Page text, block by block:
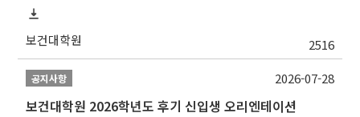
보건대학원 2516
공지사항
보건대학원 2026학년도 후기 신입생 오리엔테이션
2026-07-28